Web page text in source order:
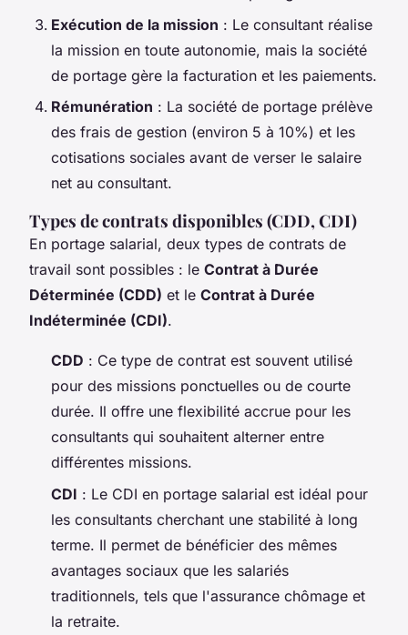
Exécution de la mission : Le consultant réalise
la mission en toute autonomie, mais la société
de portage gère la facturation et les paiements.
Rémunération : La société de portage prélève
des frais de gestion (environ 5 à 10%) et les
cotisations sociales avant de verser le salaire
net au consultant.
Types de contrats disponibles (CDD, CDI)
En portage salarial, deux types de contrats de
travail sont possibles : le Contrat à Durée
Déterminée (CDD) et le Contrat à Durée
Indéterminée (CDI).
CDD : Ce type de contrat est souvent utilisé
pour des missions ponctuelles ou de courte
durée. Il offre une flexibilité accrue pour les
consultants qui souhaitent alterner entre
différentes missions.
CDI : Le CDI en portage salarial est idéal pour
les consultants cherchant une stabilité à long
terme. Il permet de bénéficier des mêmes
avantages sociaux que les salariés
traditionnels, tels que l'assurance chômage et
la retraite.